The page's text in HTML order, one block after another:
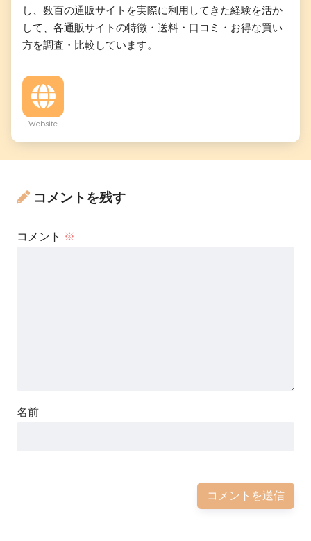
し、数百の通販サイトを実際に利用してきた経験を活か
して、各通販サイトの特徴・送料・口コミ・お得な買い
方を調査・比較しています。
Website
コメントを残す
コメント ※
名前